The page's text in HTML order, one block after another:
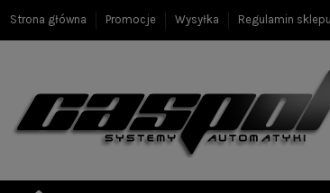
Strona główna Promocje Wysyłka Regulamin sklepu